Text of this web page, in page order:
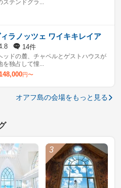
ステンドグラ...
ラノッツェ ワイキキレイア
14件
ッドの麓、チャペルとゲストハウスが
を独占して憧...
円〜
オアフ島の会場をもっと見る